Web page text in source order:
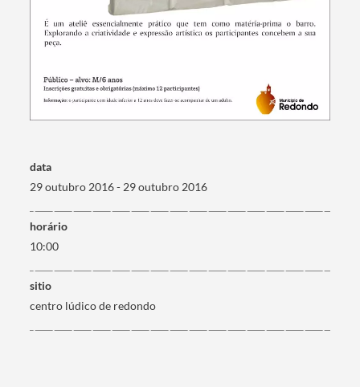
data
29 outubro 2016 - 29 outubro 2016
horário
10:00
sitio
centro lúdico de redondo